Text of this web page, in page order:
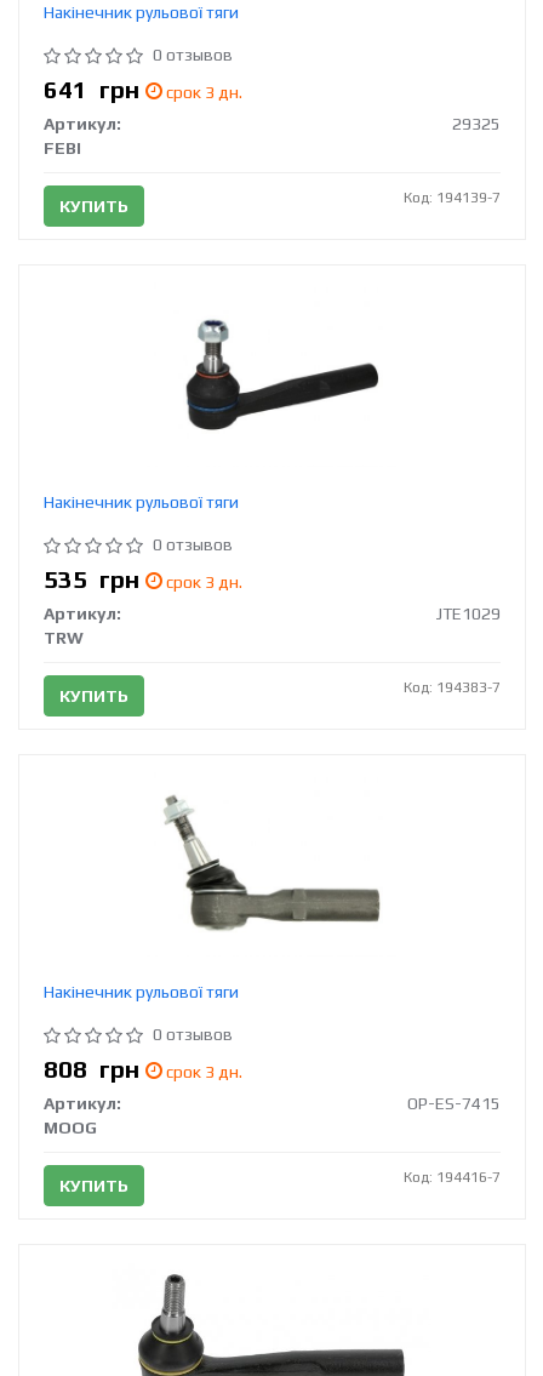
Накінечник рульової тяги
0 отзывов
641 грн
срок 3 дн.
Артикул:
29325
FEBI
КУПИТЬ Код: 194139-7
Накінечник рульової тяги
0 отзывов
535 грн
срок 3 дн.
Артикул:
JTE1029
TRW
КУПИТЬ Код: 194383-7
Накінечник рульової тяги
0 отзывов
808 грн
срок 3 дн.
Артикул:
OP-ES-7415
MOOG
КУПИТЬ Код: 194416-7